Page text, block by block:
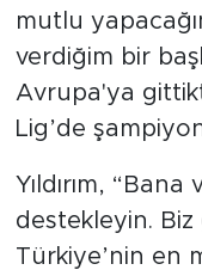
mutlu
verdiğim bir
Avrupa'ya
Lig’de
Yıldırım,
destekleyin. Biz
Türkiye’nin en